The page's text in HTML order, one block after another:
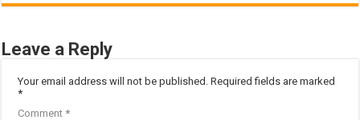
Leave a Reply
Your email address will not be published. Required fields are marked
*
Comment*